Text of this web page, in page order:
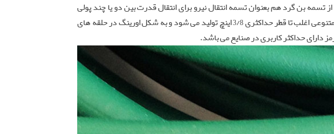
بن گرد هم بعنوان تسمه انتقال نیرو برای انتقال قدرت بین دو یا چند پولی
استفاده می شود و هم بر رو نقاله های صنعتی اغلب در چند ردیف مورد استفاده قرار می گیرند. تسمه بن گرد در قطر های متنوعی اغلب تا قطر حداکثری 3/8 اینچ تولید می شود و به شکل اورینگ در حلقه های
دارای حداکثر کاربری در صنایع می باشد.